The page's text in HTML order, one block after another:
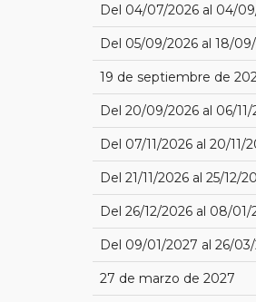
Del 04/07/2026 al 04/
Del 05/09/2026 al 18/
19 de septiembre de
Del 20/09/2026 al 06/11/
Del 07/11/2026 al 20/11/
Del 21/11/2026 al 25/12/
Del 26/12/2026 al 08/01/
Del 09/01/2027 al 26/
27 de marzo de 2027